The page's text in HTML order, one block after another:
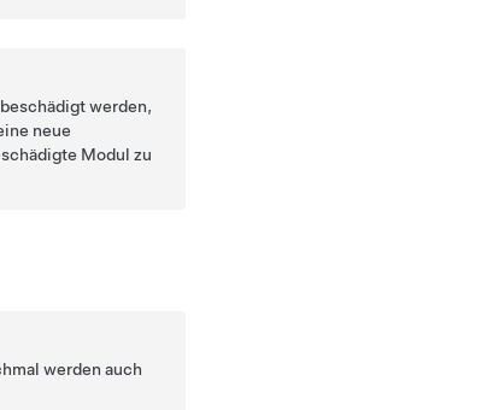
werden,
neue
Modul zu
werden auch